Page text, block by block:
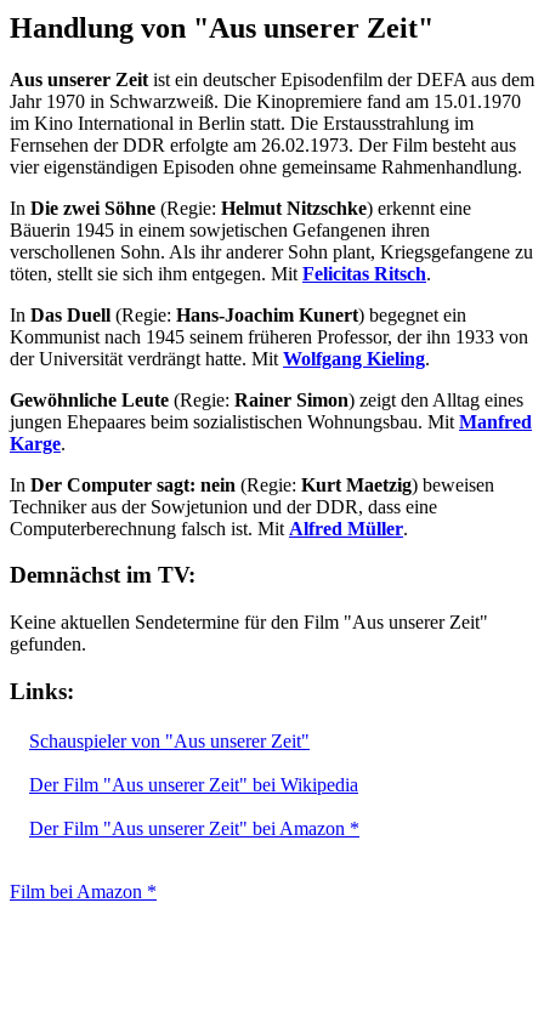
Handlung von "Aus unserer Zeit"
Aus unserer Zeit ist ein deutscher Episodenfilm der DEFA aus dem
Jahr 1970 in Schwarzweiß. Die Kinopremiere fand am 15.01.1970
im Kino International in Berlin statt. Die Erstausstrahlung im
Fernsehen der DDR erfolgte am 26.02.1973. Der Film besteht aus
vier eigenständigen Episoden ohne gemeinsame Rahmenhandlung.
In Die zwei Söhne (Regie: Helmut Nitzschke) erkennt eine
Bäuerin 1945 in einem sowjetischen Gefangenen ihren
verschollenen Sohn. Als ihr anderer Sohn plant, Kriegsgefangene zu
töten, stellt sie sich ihm entgegen. Mit Felicitas Ritsch.
In Das Duell (Regie: Hans-Joachim Kunert) begegnet ein
Kommunist nach 1945 seinem früheren Professor, der ihn 1933 von
der Universität verdrängt hatte. Mit Wolfgang Kieling.
Gewöhnliche Leute (Regie: Rainer Simon) zeigt den Alltag eines
jungen Ehepaares beim sozialistischen Wohnungsbau. Mit Manfred
Karge.
In Der Computer sagt: nein (Regie: Kurt Maetzig) beweisen
Techniker aus der Sowjetunion und der DDR, dass eine
Computerberechnung falsch ist. Mit Alfred Müller.
Demnächst im TV:
Keine aktuellen Sendetermine für den Film "Aus unserer Zeit"
gefunden.
Links:
Schauspieler von "Aus unserer Zeit"
Der Film "Aus unserer Zeit" bei Wikipedia
Der Film "Aus unserer Zeit" bei Amazon *
Film bei Amazon *